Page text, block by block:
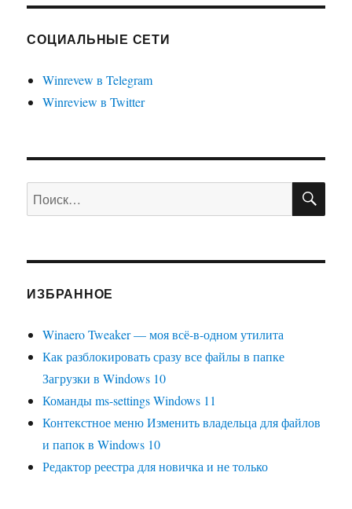
СОЦИАЛЬНЫЕ СЕТИ
Winrevew в Telegram
Winreview в Twitter
Искать:
ИЗБРАННОЕ
Winaero Tweaker — моя всё-в-одном утилита
Как разблокировать сразу все файлы в папке
Загрузки в Windows 10
Команды ms-settings Windows 11
Контекстное меню Изменить владельца для файлов
и папок в Windows 10
Редактор реестра для новичка и не только